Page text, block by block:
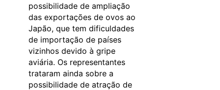
possibilidade de ampliação
das exportações de ovos ao
Japão, que tem dificuldades
de importação de países
vizinhos devido à gripe
aviária. Os representantes
trataram ainda sobre a
possibilidade de atração de